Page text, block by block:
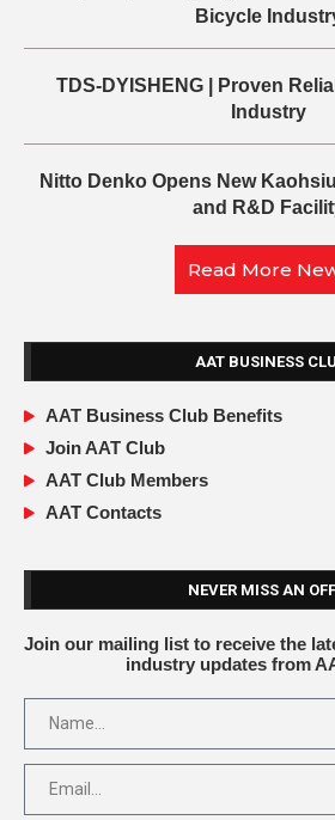
Bicycle
TDS-DYISHENG | Proven
Industry
Nitto Denko Opens New
and R&D
Read More
AAT BUSINESS
AAT Business Club Benefits
Join AAT Club
AAT Club Members
AAT Contacts
NEVER MISS AN
Join our mailing list to receive the
industry updates from